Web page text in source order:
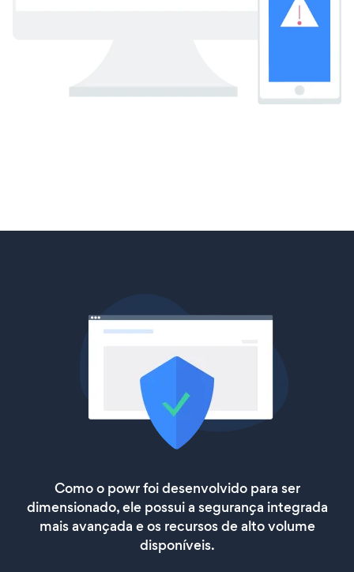
Como o powr foi desenvolvido para ser
dimensionado, ele possui a segurança integrada
mais avançada e os recursos de alto volume
disponíveis.